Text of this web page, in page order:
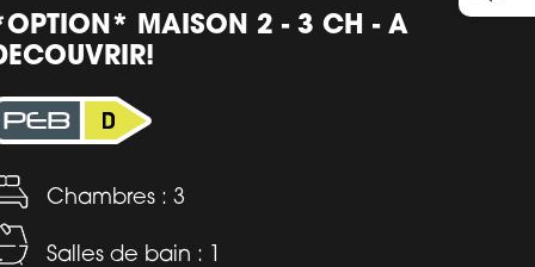
MAISON 2 - 3 CH - A
Chambres : 3
Salles de bain : 1